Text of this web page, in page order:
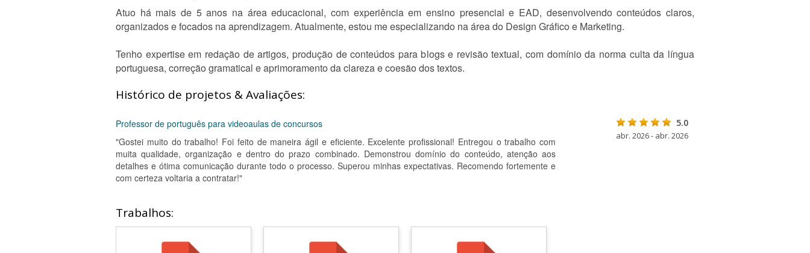
Atuo há mais de 5 anos na área educacional, com experiência em ensino presencial e EAD, desenvolvendo conteúdos claros,
organizados e focados na aprendizagem. Atualmente, estou me especializando na área do Design Gráfico e Marketing.
Tenho expertise em redação de artigos, produção de conteúdos para blogs e revisão textual, com domínio da norma culta da língua
portuguesa, correção gramatical e aprimoramento da clareza e coesão dos textos.
Histórico de projetos & Avaliações:
Professor de português para videoaulas de concursos
"Gostei muito do trabalho! Foi feito de maneira ágil e eficiente. Excelente profissional! Entregou o trabalho com
muita qualidade, organização e dentro do prazo combinado. Demonstrou domínio do conteúdo, atenção aos
detalhes e ótima comunicação durante todo o processo. Superou minhas expectativas. Recomendo fortemente e
com certeza voltaria a contratar!"
5.0
abr. 2026 - abr. 2026
Trabalhos: